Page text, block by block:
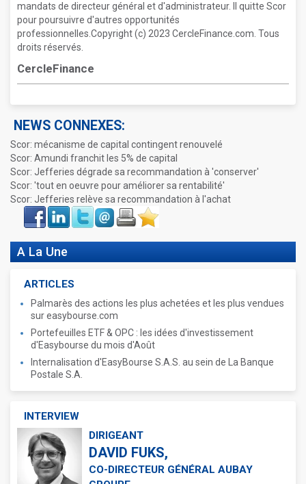
mandats de directeur général et d'administrateur. Il quitte Scor
pour poursuivre d'autres opportunités
professionnelles.Copyright (c) 2023 CercleFinance.com. Tous
droits réservés.
CercleFinance
NEWS CONNEXES:
Scor: mécanisme de capital contingent renouvelé
Scor: Amundi franchit les 5% de capital
Scor: Jefferies dégrade sa recommandation à 'conserver'
Scor: 'tout en oeuvre pour améliorer sa rentabilité'
Scor: Jefferies relève sa recommandation à l'achat
Face
book
LinkIn Twitter Envoyer ImprimerFavoris
A La Une
ARTICLES
Palmarès des actions les plus achetées et les plus vendues
sur easybourse.com
Portefeuilles ETF & OPC : les idées d'investissement
d'Easybourse du mois d'Août
Internalisation d'EasyBourse S.A.S. au sein de La Banque
Postale S.A.
INTERVIEW
DIRIGEANT
DAVID FUKS,
CO-DIRECTEUR GÉNÉRAL AUBAY